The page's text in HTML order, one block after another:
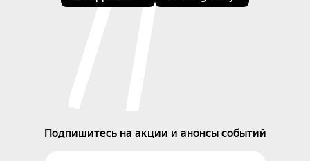
Подпишитесь на акции и анонсы событий